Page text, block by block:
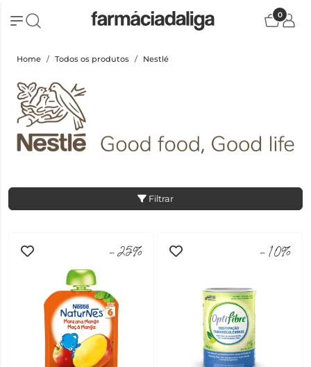
0
Home Todos os produtos Nestlé
Filtrar
-25% -10%